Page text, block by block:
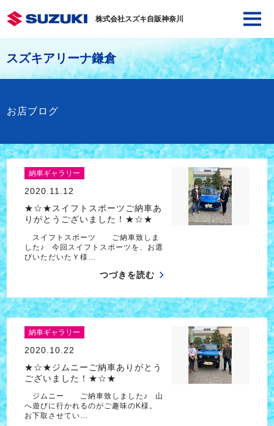
株式会社スズキ自販神奈川
スズキアリーナ鎌倉
お店ブログ
納車ギャラリー
2020.11.12
★☆★スイフトスポーツご納車あ
りがとうございました！★☆★
スイフトスポーツ ご納車致しま
した♪ 今回スイフトスポーツを、お選
びいただいたＹ様…
つづきを読む
納車ギャラリー
2020.10.22
★☆★ジムニーご納車ありがとう
ございました！★☆★
ジムニー ご納車致しました♪ 山
へ遊びに行かれるのがご趣味のK様。
お下取させてい…